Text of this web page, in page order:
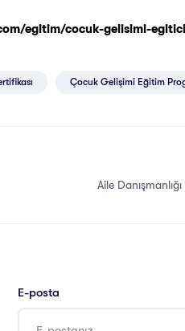
egitim/cocuk-gelisimi-
Çocuk Gelişimi Eğitim
Aile
E-posta